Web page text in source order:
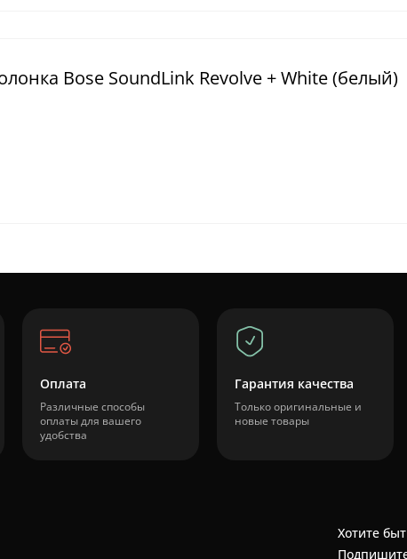
Bose SoundLink Revolve + White (белый)
Оплата
Различные способы
оплаты для вашего
удобства
Гарантия качества
Только оригинальные и
новые товары
Хотите